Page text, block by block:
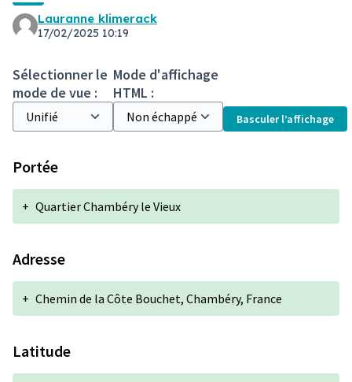
Lauranne klimerack
17/02/2025 10:19
Sélectionner le
mode de vue :
Mode d'affichage
HTML :
Basculer l’affichage
Portée
+ Quartier Chambéry le Vieux
Adresse
+ Chemin de la Côte Bouchet, Chambéry, France
Latitude